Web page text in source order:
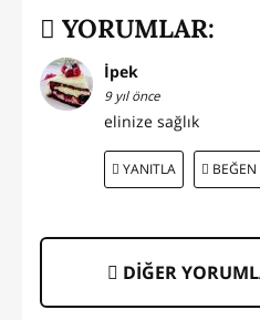
YORUMLAR:
İpek
9 yıl önce
elinize sağlık
YANITLA BEĞEN
DİĞER